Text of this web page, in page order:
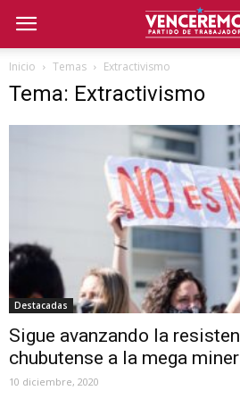
Inicio Temas Extractivismo
Tema: Extractivismo
Destacadas
Sigue avanzando la
chubutense a la mega
10 diciembre, 2020